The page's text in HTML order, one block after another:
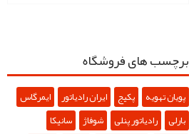
برچسب های فروشگاه
پویان تهویه پکیج ایران رادیاتور ایمرگاس
بارلی رادیاتور پنلی شوفاژ سانیکا